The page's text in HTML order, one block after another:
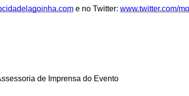
e no Twitter: www.twitter.com/
de Imprensa do Evento